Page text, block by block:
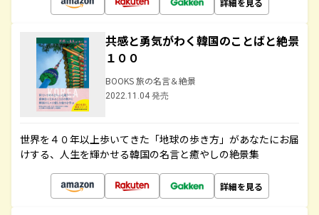
共感と勇気がわく韓国のことばと絶景
１００
BOOKS 旅の名言＆絶景
2022.11.04 発売
世界を４０年以上歩いてきた「地球の歩き方」があなたにお届
けする、人生を輝かせる韓国の名言と癒やしの絶景集
詳細を見る